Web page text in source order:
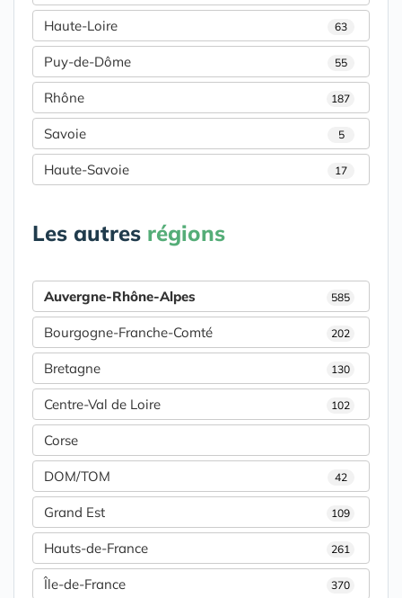
Haute-Loire 63
Puy-de-Dôme 55
Rhône 187
Savoie 5
Haute-Savoie 17
Les autres régions
Auvergne-Rhône-Alpes 585
Bourgogne-Franche-Comté 202
Bretagne 130
Centre-Val de Loire 102
Corse
DOM/TOM 42
Grand Est 109
Hauts-de-France 261
Île-de-France 370